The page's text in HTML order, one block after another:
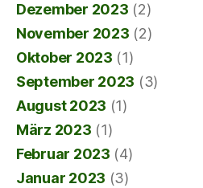
Dezember 2023 (2)
November 2023 (2)
Oktober 2023 (1)
September 2023 (3)
August 2023 (1)
März 2023 (1)
Februar 2023 (4)
Januar 2023 (3)